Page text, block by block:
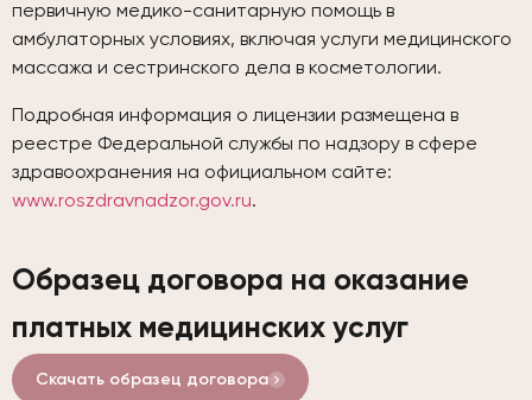
первичную медико-санитарную помощь в
амбулаторных условиях, включая услуги медицинского
массажа и сестринского дела в косметологии.
Подробная информация о лицензии размещена в
реестре Федеральной службы по надзору в сфере
здравоохранения на официальном сайте:
www.roszdravnadzor.gov.ru.
Образец договора на оказание
платных медицинских услуг
Скачать образец договора